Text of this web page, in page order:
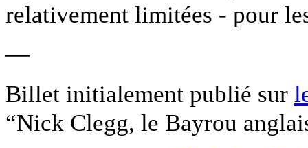
relativement limitées - pour
—
Billet initialement publié sur
“Nick Clegg, le Bayrou